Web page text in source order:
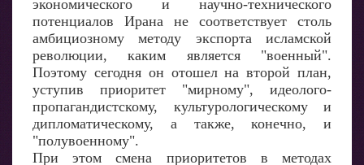
экономического и научно-технического
потенциалов Ирана не соответствует столь
амбициозному методу экспорта исламской
революции, каким является "военный".
Поэтому сегодня он отошел на второй план,
уступив приоритет "мирному", идеолого-
пропагандистскому, культурологическому и
дипломатическому, а также, конечно, и
"полувоенному".
При этом смена приоритетов в методах